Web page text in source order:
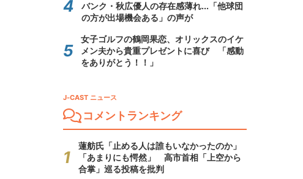
バンク・秋広優人の存在感薄れ...「他球団
の方が出場機会ある」の声が
女子ゴルフの鶴岡果恋、オリックスのイケ
メン夫から貴重プレゼントに喜び 「感動
をありがとう！！」
J-CAST ニュース
コメントランキング
蓮舫氏「止める人は誰もいなかったのか」
「あまりにも愕然」 高市首相「上空から
合掌」巡る投稿を批判